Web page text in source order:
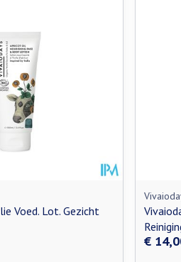
Voed. Lot. Gezicht
€